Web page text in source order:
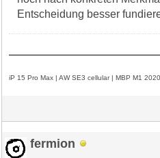
Entscheidung besser
iP 15 Pro Max | AW SE3 cellular | MBP M1
fermion